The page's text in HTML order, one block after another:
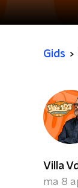
Gids
Villa
ma 8